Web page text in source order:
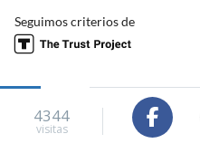
Seguimos criterios de
4344
visitas